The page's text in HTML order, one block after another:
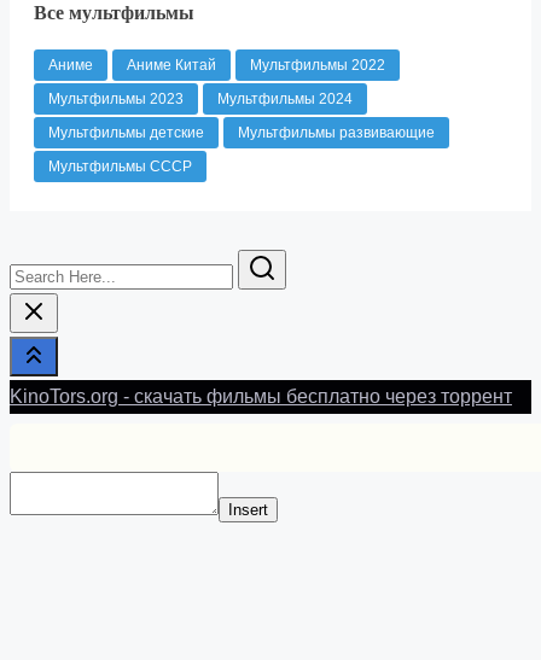
Все мультфильмы
Аниме Аниме Китай
Мультфильмы 2022
Мультфильмы 2023
Мультфильмы 2024
Мультфильмы детские
Мультфильмы развивающие
Мультфильмы СССР
Search
Here...
KinoTors.org - скачать фильмы бесплатно через торрент
Insert